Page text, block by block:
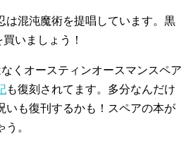
は混沌魔術を提唱しています。黒
買いましょう！
くオースティンオースマンスペア
も復刻されてます。多分なんだけ
いも復刊するかも！スペアの本が
。